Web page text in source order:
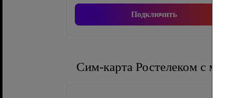
Подключить
Сим-карта Ростелеком с